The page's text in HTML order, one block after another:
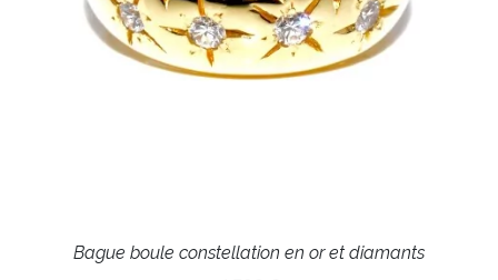
Bague boule constellation en or et diamants